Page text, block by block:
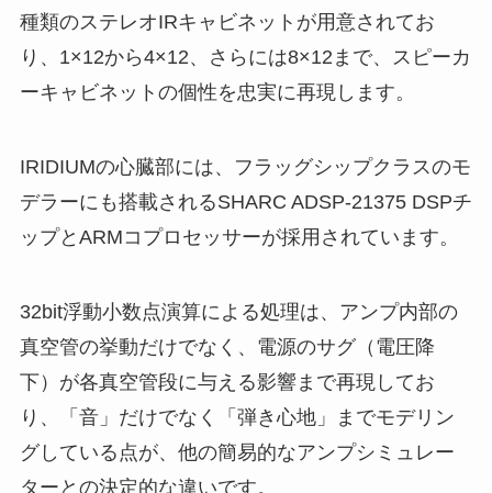
種類のステレオIRキャビネットが用意されてお
り、1×12から4×12、さらには8×12まで、スピーカ
ーキャビネットの個性を忠実に再現します。
IRIDIUMの心臓部には、フラッグシップクラスのモ
デラーにも搭載されるSHARC ADSP-21375 DSPチ
ップとARMコプロセッサーが採用されています。
32bit浮動小数点演算による処理は、アンプ内部の
真空管の挙動だけでなく、電源のサグ（電圧降
下）が各真空管段に与える影響まで再現してお
り、「音」だけでなく「弾き心地」までモデリン
グしている点が、他の簡易的なアンプシミュレー
ターとの決定的な違いです。